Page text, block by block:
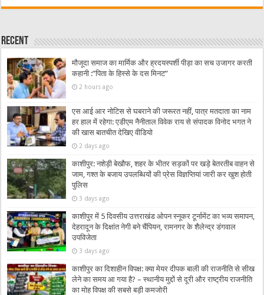
Recent
मौजूदा समाज का मार्मिक और ह्रदयस्पर्शी पीड़ा का सच उजागर करती
कहानी :”पिता के हिस्से के दस मिनट”
2 hours ago
एस आई आर नोटिस से घबराने की जरूरत नहीं, पात्र मतदाता का नाम
हर हाल में रहेगा: एडीएम नैनीताल विवेक राय से संपादक विनोद भगत ने
की खास बातचीत देखिए वीडियो
2 days ago
काशीपुर: नशेड़ी बेखौफ, शहर के भीतर सड़कों पर खड़े बेतरतीब वाहन से
जाम, गश्त के बजाय उपलब्धियों की प्रेस विज्ञप्तियां जारी कर खुश होती
पुलिस
3 days ago
काशीपुर में 5 दिवसीय उत्तराखंड ओपन स्नूकर टूर्नामेंट का भव्य समापन,
देहरादून के दिक्षांत नेगी बने चैंपियन, रामनगर के शैलेन्द्र डंगवाल
उपविजेता
3 days ago
काशीपुर का दिशाहीन विपक्ष: क्या मेयर दीपक बाली की राजनीति से सीख
लेने का समय आ गया है? – स्थानीय मुद्दों से दूरी और राष्ट्रीय राजनीति
का मोह विपक्ष की सबसे बड़ी कमजोरी